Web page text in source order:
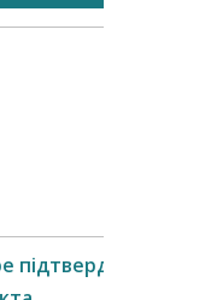
підтвердила